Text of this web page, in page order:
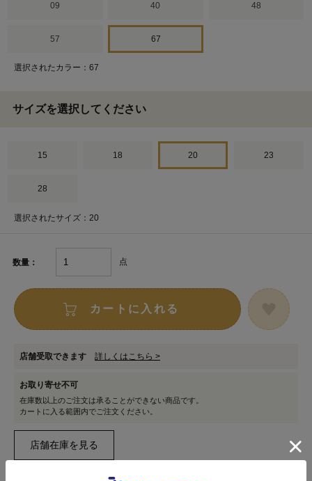
09 40 48
57 67
選択されたカラー：67
サイズを選択してください
15 18 20 23
28
選択されたサイズ：20
数量： 点
カートに入れる
店舗受取できます 詳しくはこちら >
お取り寄せ不可
在庫数以上のご注文は承ることができない商品です。
カートに入る範囲内でご注文ください。